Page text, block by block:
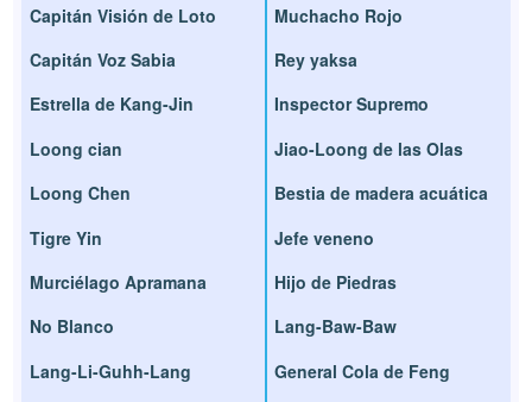
Capitán Visión de Loto
Capitán Voz Sabia
Estrella de Kang-Jin
Loong cian
Loong Chen
Tigre Yin
Murciélago Apramana
No Blanco
Lang-Li-Guhh-Lang
Muchacho Rojo
Rey yaksa
Inspector Supremo
Jiao-Loong de las Olas
Bestia de madera acuática
Jefe veneno
Hijo de Piedras
Lang-Baw-Baw
General Cola de Feng